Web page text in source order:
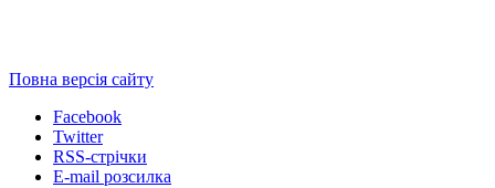
Повна версія сайту
Facebook
Twitter
RSS-стрічки
E-mail розсилка